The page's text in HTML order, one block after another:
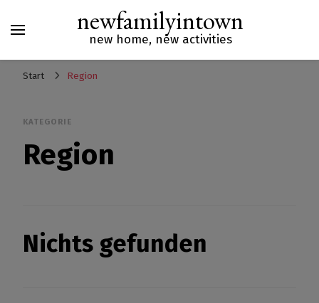
newfamilyintown
new home, new activities
Start Region
KATEGORIE
Region
Nichts gefunden